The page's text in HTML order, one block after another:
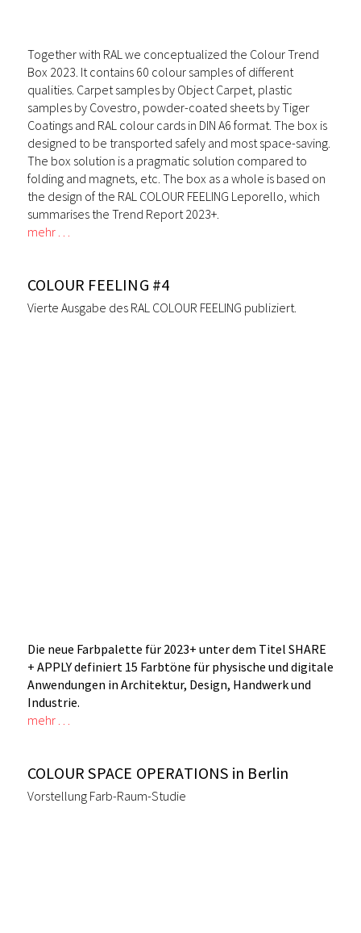
Together with RAL we conceptualized the Colour Trend
Box 2023. It contains 60 colour samples of different
qualities. Carpet samples by Object Carpet, plastic
samples by Covestro, powder-coated sheets by Tiger
Coatings and RAL colour cards in DIN A6 format. The box is
designed to be transported safely and most space-saving.
The box solution is a pragmatic solution compared to
folding and magnets, etc. The box as a whole is based on
the design of the RAL COLOUR FEELING Leporello, which
summarises the Trend Report 2023+.
mehr …
COLOUR FEELING #4
Vierte Ausgabe des RAL COLOUR FEELING publiziert.
Die neue Farbpalette für 2023+ unter dem Titel SHARE
+ APPLY definiert 15 Farbtöne für physische und digitale
Anwendungen in Architektur, Design, Handwerk und
Industrie.
mehr …
COLOUR SPACE OPERATIONS in Berlin
Vorstellung Farb-Raum-Studie